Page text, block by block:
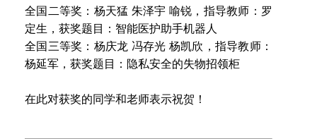
全国二等奖：杨天猛 朱泽宇 喻锐，指导教师：罗
定生，获奖题目：智能医护助手机器人
全国三等奖：杨庆龙 冯存光 杨凯欣，指导教师：
杨延军，获奖题目：隐私安全的失物招领柜
在此对获奖的同学和老师表示祝贺！